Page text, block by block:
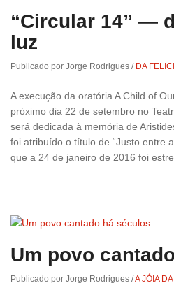
“Circular 14” —
luz
Publicado por Jorge Rodrigues / DA
A execução da oratória A Child of
próximo dia 22 de setembro no
será dedicada à memória de
foi atribuído o título de “Justo entre
que a 24 de janeiro de 2016 foi
Um povo
Publicado por Jorge Rodrigues /A JÓIA